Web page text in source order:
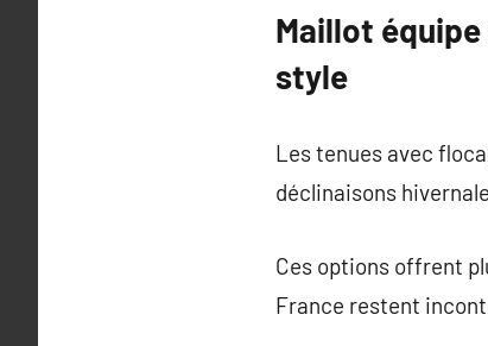
Maillot
style
Les tenues avec
déclinaisons
Ces options offrent
France restent